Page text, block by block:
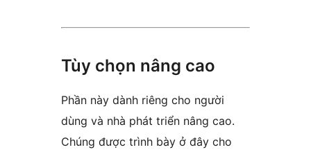
Tùy chọn nâng cao
Phần này dành riêng cho người
dùng và nhà phát triển nâng cao.
Chúng được trình bày ở đây cho